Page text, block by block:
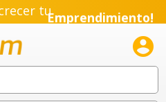
tuEmprendimiento!
